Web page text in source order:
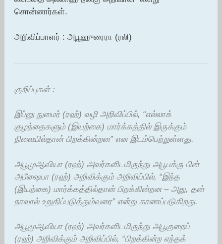
சொன்னார்கள்.
அறிவிப்பாளர் : அபூஹுரைரா (ரலி)
குறிப்புகள் :
இப்னு நுமைர் (ரஹ்) வழி அறிவிப்பில், “எல்லாக்
குழந்தைகளும் (இயற்கை) மார்க்கத்தில் இருக்கும்
நிலையில்தான் பிறக்கின்றன” என இடம்பெற்றுள்ளது.
அபூமுஆவியா (ரஹ்) அவர்களிடமிருந்து அபூபக்ரு பின்
அபீஷைபா (ரஹ்) அறிவிக்கும் அறிவிப்பில், “இந்த
(இயற்கை) மார்க்கத்தில்தான் பிறக்கின்றன – அது, தன்
நாவால் உறுதிப்படுத்தும்வரை” என்று காணப்படுகிறது.
அபூமூஆவியா (ரஹ்) அவர்களிடமிருந்து அபூகுறைப்
(ரஹ்) அறிவிக்கும் அறிவிப்பில், “பிறக்கின்ற எந்தக்